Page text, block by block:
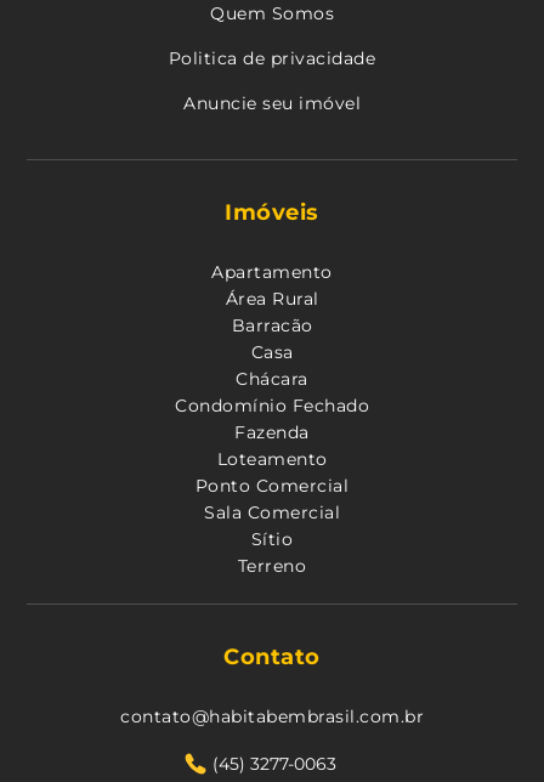
Quem Somos
Politica de privacidade
Anuncie seu imóvel
Imóveis
Apartamento
Área Rural
Barracão
Casa
Chácara
Condomínio Fechado
Fazenda
Loteamento
Ponto Comercial
Sala Comercial
Sítio
Terreno
Contato
contato@habitabembrasil.com.br
(45) 3277-0063